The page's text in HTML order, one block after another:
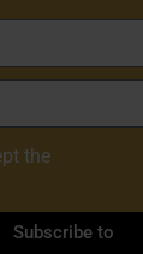
the
Subscribe to